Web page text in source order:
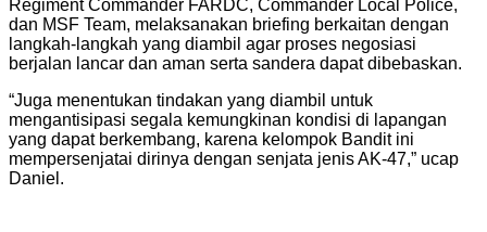
Regiment Commander FARDC, Commander Local Police,
dan MSF Team, melaksanakan briefing berkaitan dengan
langkah-langkah yang diambil agar proses negosiasi
berjalan lancar dan aman serta sandera dapat dibebaskan.
“Juga menentukan tindakan yang diambil untuk
mengantisipasi segala kemungkinan kondisi di lapangan
yang dapat berkembang, karena kelompok Bandit ini
mempersenjatai dirinya dengan senjata jenis AK-47,” ucap
Daniel.